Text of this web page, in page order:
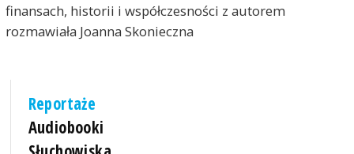
finansach, historii i współczesności z autorem
rozmawiała Joanna Skonieczna
Reportaże
Audiobooki